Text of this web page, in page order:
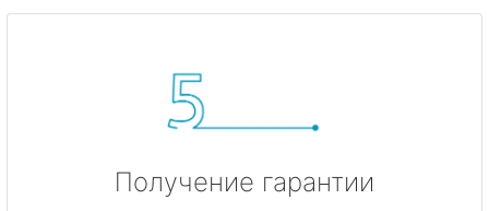
Получение гарантии